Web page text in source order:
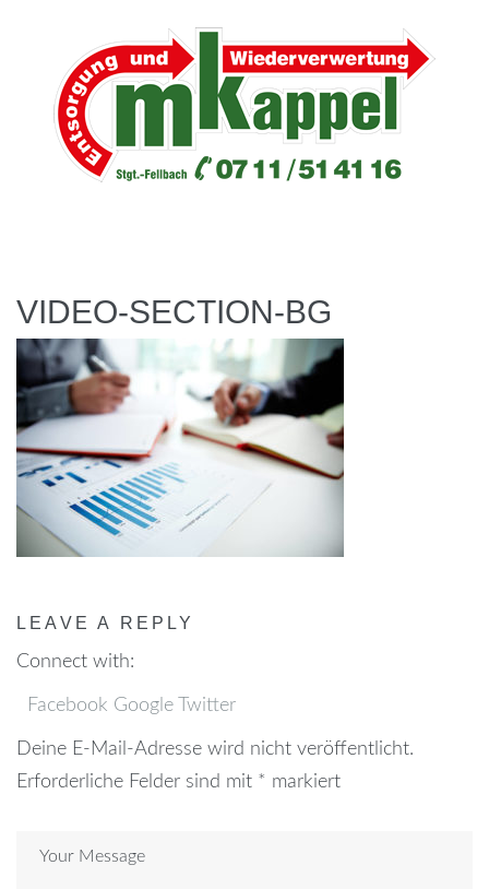
VIDEO-SECTION-BG
LEAVE A REPLY
Connect with:
Facebook Google Twitter
Deine E-Mail-Adresse wird nicht veröffentlicht.
Erforderliche Felder sind mit * markiert